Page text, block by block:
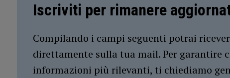
Iscriviti per rimanere
Compilando i campi seguenti potrai
direttamente sulla tua mail. Per garantire
informazioni più rilevanti, ti chiediamo